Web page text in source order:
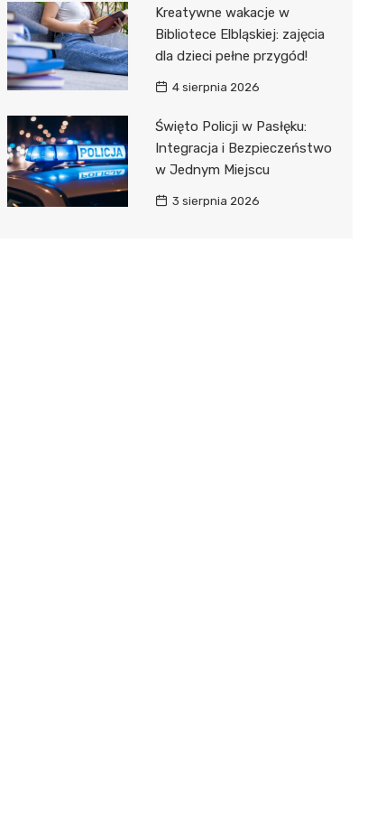
Kreatywne wakacje w
Bibliotece Elbląskiej: zajęcia
dla dzieci pełne przygód!
4 sierpnia 2026
Święto Policji w Pasłęku:
Integracja i Bezpieczeństwo
w Jednym Miejscu
3 sierpnia 2026